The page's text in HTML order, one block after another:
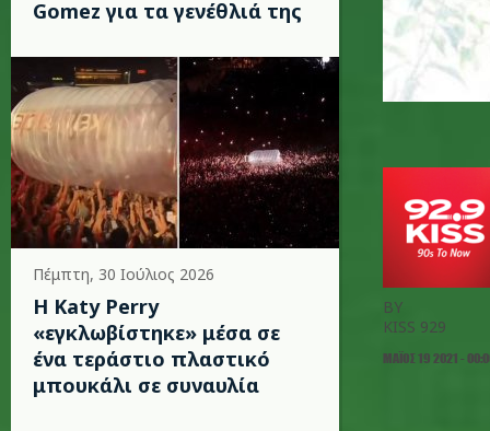
Gomez για τα γενέθλιά της
Πέμπτη, 30 Ιούλιος 2026
H Katy Perry
«εγκλωβίστηκε» μέσα σε
ένα τεράστιο πλαστικό
μπουκάλι σε συναυλία
BY
KISS 929
ΜΆΙΟΣ 19 2021 -